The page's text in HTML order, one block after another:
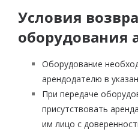
Условия
оборудования
Оборудование
арендодателю в
При передаче
присутствовать
им лицо с